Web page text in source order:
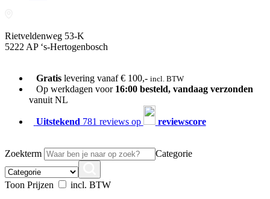
Rietveldenweg 53-K
5222 AP ‘s-Hertogenbosch
Gratislevering vanaf € 100,- incl. BTW
Op werkdagen voor 16:00 besteld, vandaag verzonden
vanuit NL
Uitstekend 781 reviews op reviewscore
Zoekterm Categorie
Toon Prijzen
incl. BTW